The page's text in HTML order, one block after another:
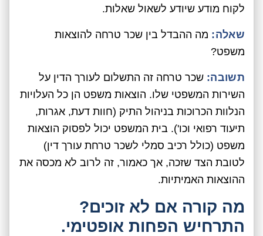
לקוח מודע שיודע לשאול שאלות.
שאלה: מה ההבדל בין שכר טרחה להוצאות
משפט?
תשובה: שכר טרחה זה התשלום לעורך הדין על
השירות המשפטי שלו. הוצאות משפט הן כל העלויות
הנלוות הכרוכות בניהול התיק (חוות דעת, אגרות,
תיעוד רפואי וכו'). בית המשפט יכול לפסוק הוצאות
משפט (כולל רכיב סמלי לשכר טרחת עורך דין)
לטובת הצד שזכה, אך כאמור, זה לרוב לא מכסה את
ההוצאות האמיתיות.
מה קורה אם לא זוכים?
התרחיש הפחות אופטימי.